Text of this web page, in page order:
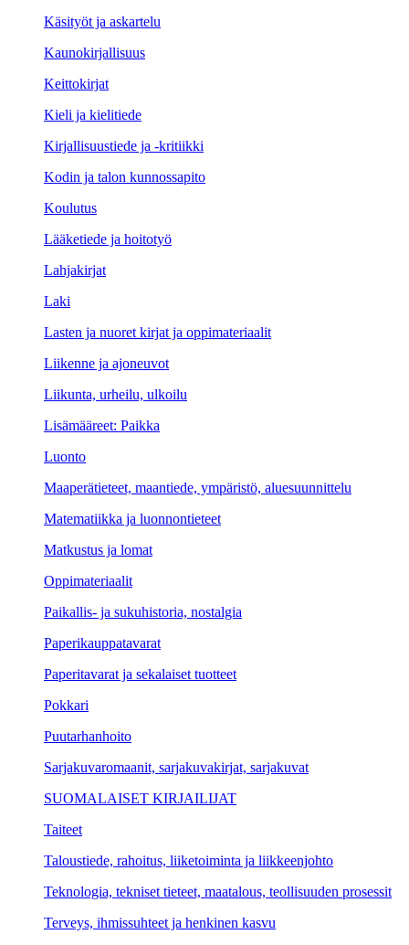
Käsityöt ja askartelu
Kaunokirjallisuus
Keittokirjat
Kieli ja kielitiede
Kirjallisuustiede ja -kritiikki
Kodin ja talon kunnossapito
Koulutus
Lääketiede ja hoitotyö
Lahjakirjat
Laki
Lasten ja nuoret kirjat ja oppimateriaalit
Liikenne ja ajoneuvot
Liikunta, urheilu, ulkoilu
Lisämääreet: Paikka
Luonto
Maaperätieteet, maantiede, ympäristö, aluesuunnittelu
Matematiikka ja luonnontieteet
Matkustus ja lomat
Oppimateriaalit
Paikallis- ja sukuhistoria, nostalgia
Paperikauppatavarat
Paperitavarat ja sekalaiset tuotteet
Pokkari
Puutarhanhoito
Sarjakuvaromaanit, sarjakuvakirjat, sarjakuvat
SUOMALAISET KIRJAILIJAT
Taiteet
Taloustiede, rahoitus, liiketoiminta ja liikkeenjohto
Teknologia, tekniset tieteet, maatalous, teollisuuden prosessit
Terveys, ihmissuhteet ja henkinen kasvu